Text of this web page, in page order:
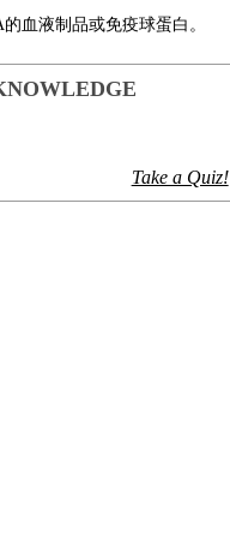
血液制品或免疫球蛋白。
Take a Quiz!